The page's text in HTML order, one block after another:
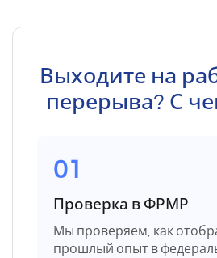
Выходите на
перерыва? С
01
Проверка в ФРМР
Мы проверяем, как
прошлый опыт в